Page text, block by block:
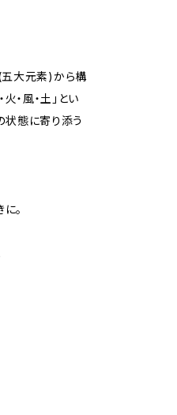
大元素)から構
・風・土」とい
状態に寄り添う
。